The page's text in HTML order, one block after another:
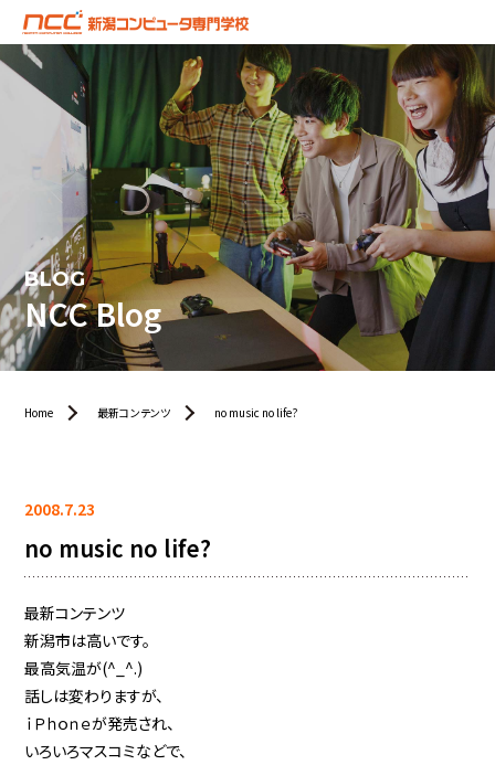
BLOG
NCC Blog
Home 最新コンテンツ no music no life?
2008.7.23
no music no life?
最新コンテンツ
新潟市は高いです。
最高気温が(^_^.)
話しは変わりますが、
ｉＰｈｏｎｅが発売され、
いろいろマスコミなどで、